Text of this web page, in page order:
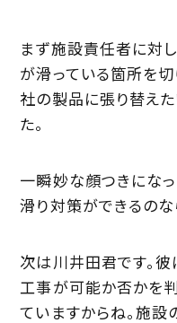
まず施設責任者に対
が滑っている箇所を切
社の製品に張り替え
た。
一瞬妙な顔つきになっ
滑り対策ができるのな
次は川井田君です。
工事が可能か否かを
ていますからね。施